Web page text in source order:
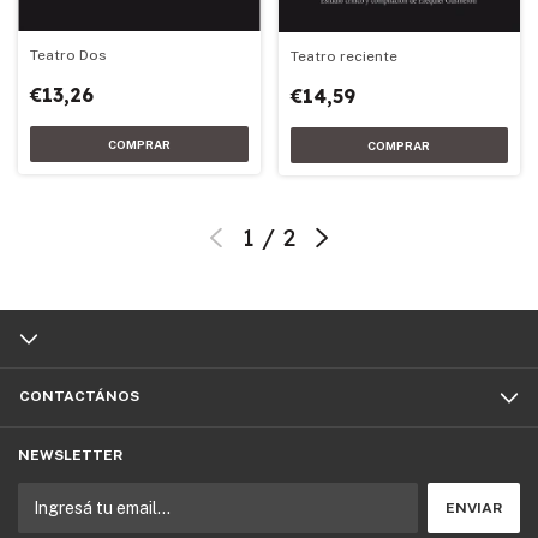
Teatro Dos
€13,26
Teatro reciente
€14,59
1 / 2
CONTACTÁNOS
NEWSLETTER